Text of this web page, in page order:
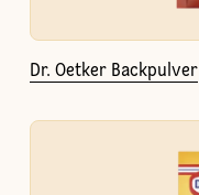
Dr. Oetker Backpulver